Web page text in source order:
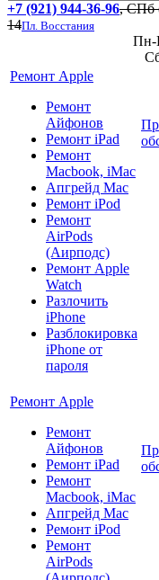
+7 (921) 944-36-96, СПб
14Пл. Восстания
Пн-
Ремонт Apple
Ремонт
Айфонов
Ремонт iPad
Ремонт
Macbook, iMac
Апгрейд Mac
Ремонт iPod
Ремонт
AirPods
(Аирподс)
Ремонт Apple
Watch
Разлочить
iPhone
Разблокировка
iPhone от
пароля
Ремонт Apple
Ремонт
Айфонов
Ремонт iPad
Ремонт
Macbook, iMac
Апгрейд Mac
Ремонт iPod
Ремонт
AirPods